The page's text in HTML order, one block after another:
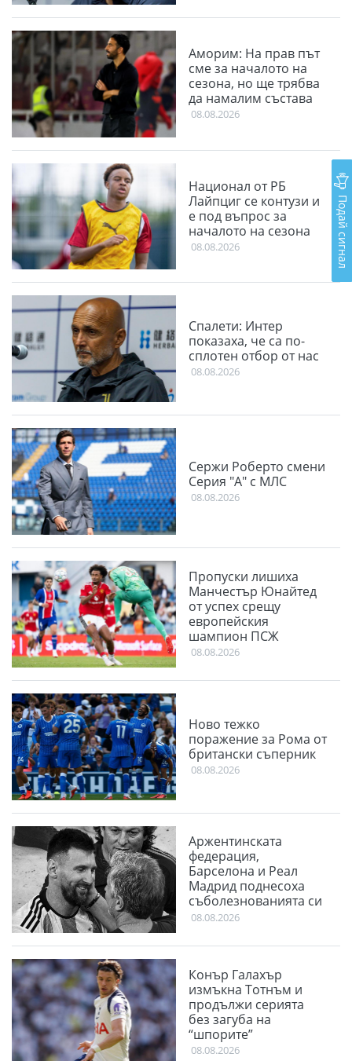
Аморим: На прав път
сме за началото на
сезона, но ще трябва
да намалим състава
08.08.2026
Национал от РБ
Лайпциг се контузи и
е под въпрос за
началото на сезона
08.08.2026
Спалети: Интер
показаха, че са по-
сплотен отбор от нас
08.08.2026
Сержи Роберто смени
Серия "А" с МЛС
08.08.2026
Пропуски лишиха
Манчестър Юнайтед
от успех срещу
европейския
шампион ПСЖ
08.08.2026
Ново тежко
поражение за Рома от
британски съперник
08.08.2026
Аржентинската
федерация,
Барселона и Реал
Мадрид поднесоха
съболезнованията си
към Меси
08.08.2026
Конър Галахър
измъкна Тотнъм и
продължи серията
без загуба на
“шпорите”
08.08.2026
Подай сигнал